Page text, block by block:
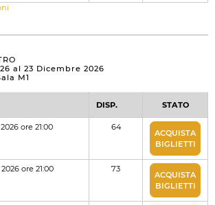
al 23 Dicembre 2026
M1
DISP. STATO
ore 21:00 64
ACQUISTA
BIGLIETTI
ore 21:00 73
ACQUISTA
BIGLIETTI